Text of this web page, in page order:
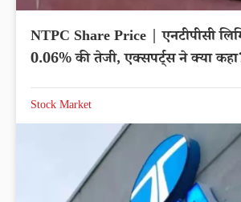
NTPC Share Price | एनटीपीसी
0.06% की तेजी, एक्सपर्ट्स ने क्या
Stock Market